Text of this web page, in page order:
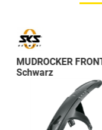
MUDROCKER
Schwarz